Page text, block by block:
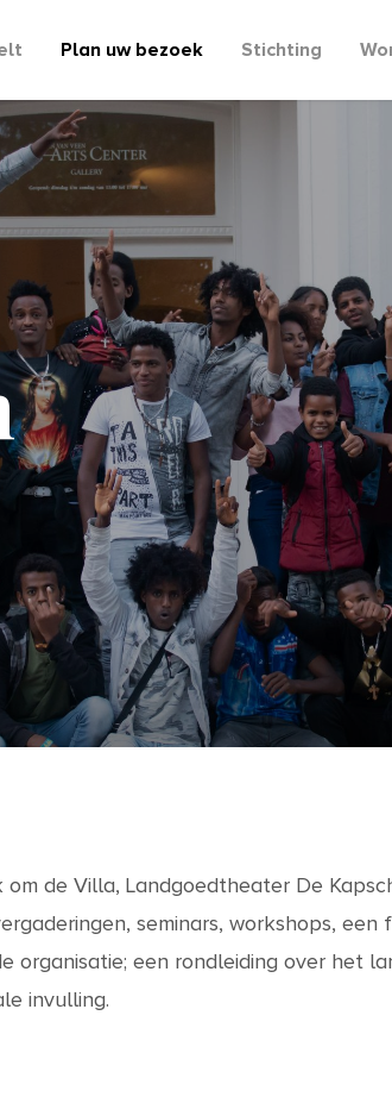
Plan uw bezoek Stichting
de Villa, Landgoedtheater De
seminars, workshops, een
organisatie; een rondleiding over het
invulling.